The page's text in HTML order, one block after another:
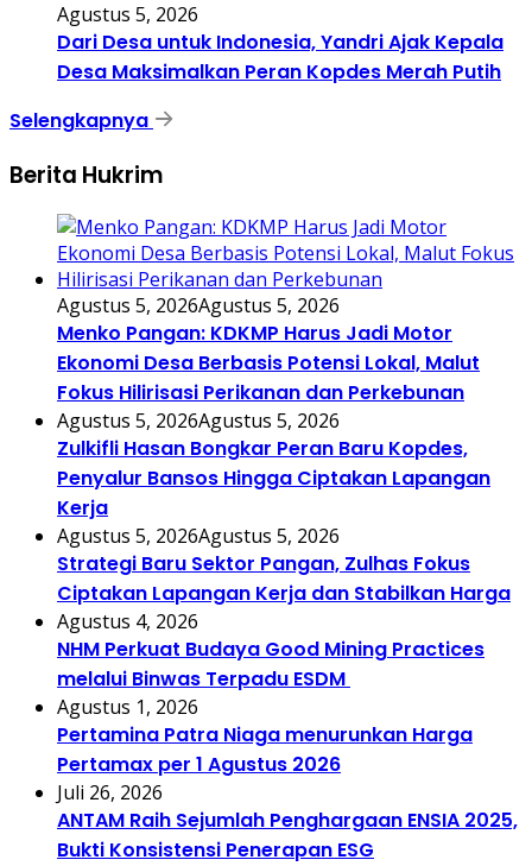
Agustus 5, 2026
Dari Desa untuk Indonesia, Yandri Ajak Kepala
Desa Maksimalkan Peran Kopdes Merah Putih
Selengkapnya
Berita Hukrim
Agustus 5, 2026Agustus 5, 2026
Menko Pangan: KDKMP Harus Jadi Motor
Ekonomi Desa Berbasis Potensi Lokal, Malut
Fokus Hilirisasi Perikanan dan Perkebunan
Agustus 5, 2026Agustus 5, 2026
Zulkifli Hasan Bongkar Peran Baru Kopdes,
Penyalur Bansos Hingga Ciptakan Lapangan
Kerja
Agustus 5, 2026Agustus 5, 2026
Strategi Baru Sektor Pangan, Zulhas Fokus
Ciptakan Lapangan Kerja dan Stabilkan Harga
Agustus 4, 2026
NHM Perkuat Budaya Good Mining Practices
melalui Binwas Terpadu ESDM
Agustus 1, 2026
Pertamina Patra Niaga menurunkan Harga
Pertamax per 1 Agustus 2026
Juli 26, 2026
ANTAM Raih Sejumlah Penghargaan ENSIA 2025,
Bukti Konsistensi Penerapan ESG